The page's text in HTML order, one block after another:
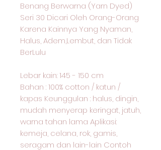
Benang Berwarna (Yarn Dyed)
Seri 30 Dicari Oleh Orang-Orang
Karena Kainnya Yang Nyaman,
Halus, Adem,Lembut, dan Tidak
BerLulu
Lebar kain: 145 - 150 cm
Bahan : 100% cotton / katun /
kapas Keunggulan : halus, dingin,
mudah menyerap keringat, jatuh,
warna tahan lama Aplikasi:
kemeja, celana, rok, gamis,
seragam dan lain-lain Contoh